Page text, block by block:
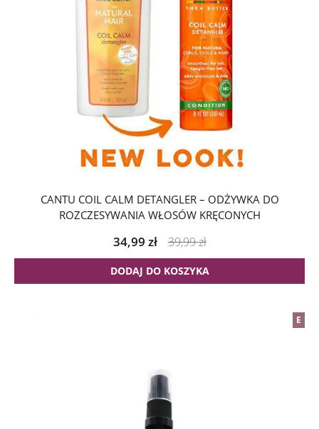
CANTU COIL CALM DETANGLER – ODŻYWKA DO
ROZCZESYWANIA WŁOSÓW KRĘCONYCH
34,99 zł 39,99zł
DODAJ DO KOSZYKA
E